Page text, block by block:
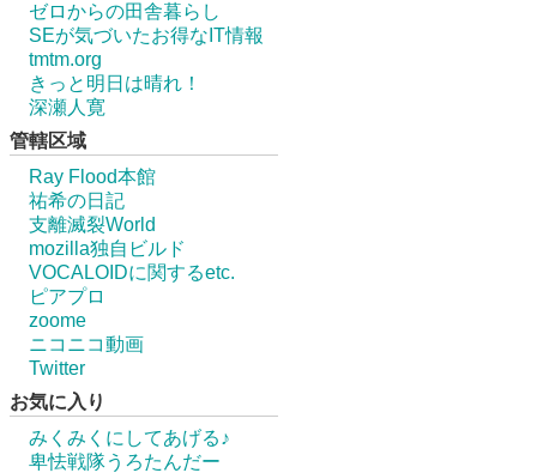
ゼロからの田舎暮らし
SEが気づいたお得なIT情報
tmtm.org
きっと明日は晴れ！
深瀬人寛
管轄区域
Ray Flood本館
祐希の日記
支離滅裂World
mozilla独自ビルド
VOCALOIDに関するetc.
ピアプロ
zoome
ニコニコ動画
Twitter
お気に入り
みくみくにしてあげる♪
卑怯戦隊うろたんだー